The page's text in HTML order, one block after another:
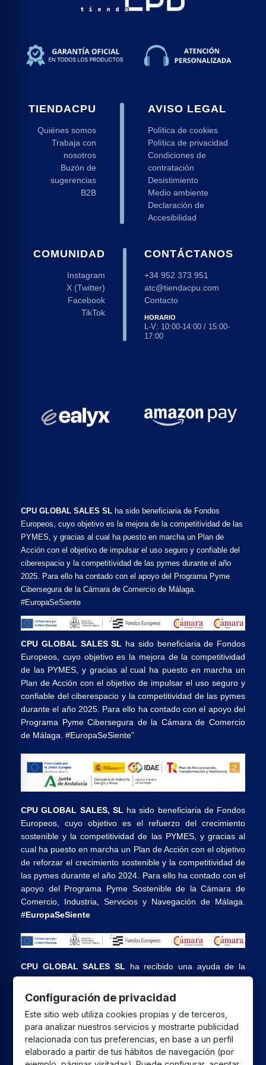
TIENDACPU
Quiénes somos
Trabaja con
nosotros
Buzón de
sugerencias
B2B
AVISO LEGAL
Política de cookies
Política de privacidad
Condiciones de
contratación
Desistimiento
Medio ambiente
Declaración de
Accesibilidad
COMUNIDAD
Instagram
X (Twitter)
Facebook
TikTok
CONTÁCTANOS
+34 952 373 951
atc@tiendacpu.com
Contacto
HORARIO
L-V: 10:00-14:00 / 15:00-
17:00
CPU GLOBAL SALES SL ha sido beneficiaria de Fondos
Europeos, cuyo objetivo es la mejora de la competitividad de las
PYMES, y gracias al cual ha puesto en marcha un Plan de
Acción con el objetivo de impulsar el uso seguro y confiable del
ciberespacio y la competitividad de las pymes durante el año
2025. Para ello ha contado con el apoyo del Programa Pyme
Cibersegura de la Cámara de Comercio de Málaga.
#EuropaSeSiente
CPU GLOBAL SALES SL ha sido beneficiaria de Fondos
Europeos, cuyo objetivo es la mejora de la competitividad
de las PYMES, y gracias al cual ha puesto en marcha un
Plan de Acción con el objetivo de impulsar el uso seguro y
confiable del ciberespacio y la competitividad de las pymes
durante el año 2025. Para ello ha contado con el apoyo del
Programa Pyme Cibersegura de la Cámara de Comercio
de Málaga. #EuropaSeSiente”
CPU GLOBAL SALES, SL ha sido beneficiaria de Fondos
Europeos, cuyo objetivo es el refuerzo del crecimiento
sostenible y la competitividad de las PYMES, y gracias al
cual ha puesto en marcha un Plan de Acción con el objetivo
de reforzar el crecimiento sostenible y la competitividad de
las pymes durante el año 2024. Para ello ha contado con el
apoyo del Programa Pyme Sostenible de la Cámara de
Comercio, Industria, Servicios y Navegación de Málaga.
#EuropaSeSiente
CPU GLOBAL SALES SL
ha recibido una ayuda de la
Unión Europea con cargo al Programa FEDER Andalucía
2021-2027 destinada a mejorar la competitividad y la
digitalización del sector comercial y artesano en Andalucía,
cuyo objetivo principal es la realización de proyectos para
el fomento del crecimiento y consolidación de pymes
comerciales y artesanas.
Configuración de privacidad
Este sitio web utiliza cookies propias y de terceros,
para analizar nuestros servicios y mostrarte publicidad
relacionada con tus preferencias, en base a un perfil
elaborado a partir de tus hábitos de navegación (por